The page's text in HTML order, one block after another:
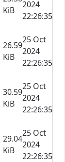
KiB
2024
22:26:35
26.59
KiB
25 Oct
2024
22:26:35
30.59
KiB
25 Oct
2024
22:26:35
29.04
KiB
25 Oct
2024
22:26:35